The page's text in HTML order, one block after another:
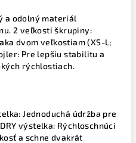
a odolný materiál
2 veľkosti škrupiny:
dvom veľkostiam (XS-L;
Pre lepšiu stabilitu a
rýchlostiach.
Jednoduchá údržba pre
výstelka: Rýchloschnúci
a schne dvakrát